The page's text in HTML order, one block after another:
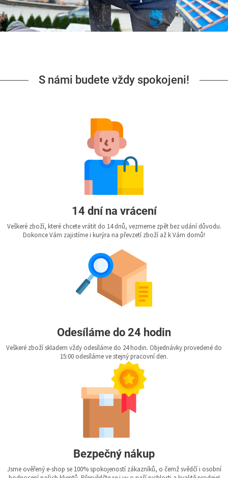
S námi budete vždy spokojeni!
14 dní na vrácení
Veškeré zboží, které chcete vrátit do 14 dnů, vezmeme zpět bez udání důvodu.
Dokonce Vám zajistíme i kurýra na převzetí zboží až k Vám domů!
Odesíláme do 24 hodin
Veškeré zboží skladem vždy odesíláme do 24 hodin. Objednávky provedené do
15:00 odesíláme ve stejný pracovní den.
Bezpečný nákup
Jsme ověřený e-shop se 100% spokojeností zákazníků, o čemž svědčí i osobní